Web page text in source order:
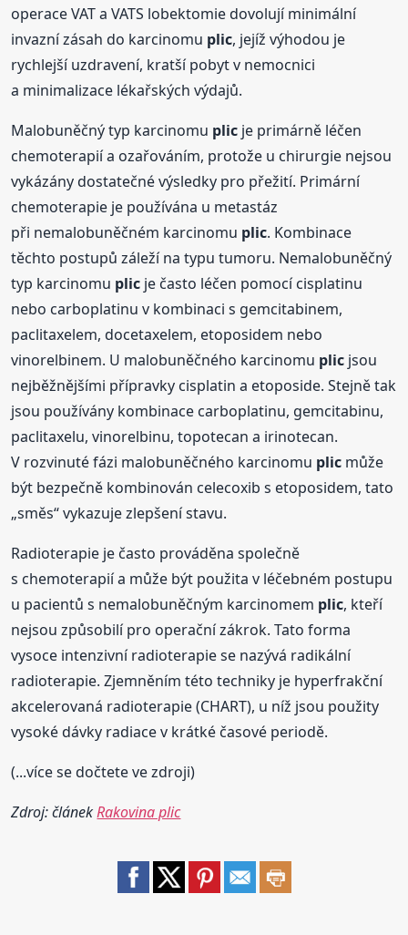
operace VAT a VATS lobektomie dovolují minimální
invazní zásah do karcinomu plic, jejíž výhodou je
rychlejší uzdravení, kratší pobyt v nemocnici
a minimalizace lékařských výdajů.
Malobuněčný typ karcinomu plic je primárně léčen
chemoterapií a ozařováním, protože u chirurgie nejsou
vykázány dostatečné výsledky pro přežití. Primární
chemoterapie je používána u metastáz
při nemalobuněčném karcinomu plic. Kombinace
těchto postupů záleží na typu tumoru. Nemalobuněčný
typ karcinomu plic je často léčen pomocí cisplatinu
nebo carboplatinu v kombinaci s gemcitabinem,
paclitaxelem, docetaxelem, etoposidem nebo
vinorelbinem. U malobuněčného karcinomu plic jsou
nejběžnějšími přípravky cisplatin a etoposide. Stejně tak
jsou používány kombinace carboplatinu, gemcitabinu,
paclitaxelu, vinorelbinu, topotecan a irinotecan.
V rozvinuté fázi malobuněčného karcinomu plic může
být bezpečně kombinován celecoxib s etoposidem, tato
„směs“ vykazuje zlepšení stavu.
Radioterapie je často prováděna společně
s chemoterapií a může být použita v léčebném postupu
u pacientů s nemalobuněčným karcinomem plic, kteří
nejsou způsobilí pro operační zákrok. Tato forma
vysoce intenzivní radioterapie se nazývá radikální
radioterapie. Zjemněním této techniky je hyperfrakční
akcelerovaná radioterapie (CHART), u níž jsou použity
vysoké dávky radiace v krátké časové periodě.
(...více se dočtete ve zdroji)
Zdroj: článekRakovina plic